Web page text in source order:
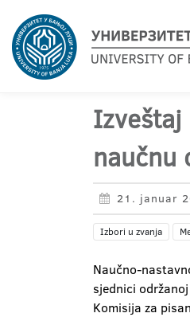
Izveštaj
naučnu
21. januar
Izbori u zvanja
Naučno-
sjednici
Komisija za